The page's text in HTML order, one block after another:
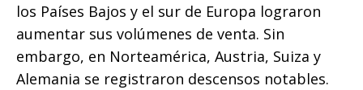
los Países Bajos y el sur de Europa lograron
aumentar sus volúmenes de venta. Sin
embargo, en Norteamérica, Austria, Suiza y
Alemania se registraron descensos notables.